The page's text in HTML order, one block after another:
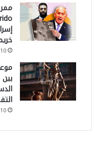
10 أغسطس، 2025
10 نوفمبر، 2025